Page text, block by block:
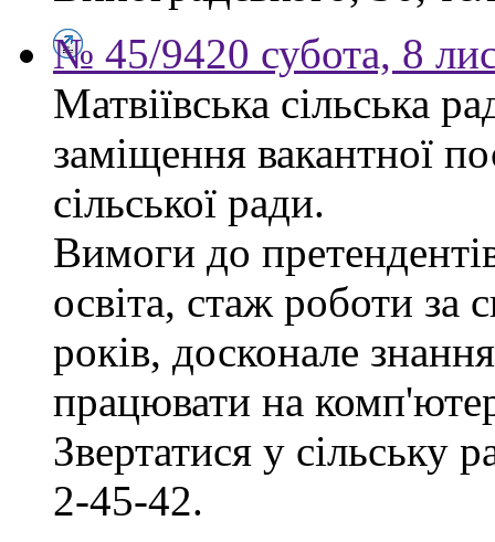
№ 45/9420 субота, 8
Матвіївська сільська
заміщення вакантної
сільської ради.
Вимоги до
освіта, стаж роботи за
років, досконале
працювати на
Звертатися у сільську
2-45-42.